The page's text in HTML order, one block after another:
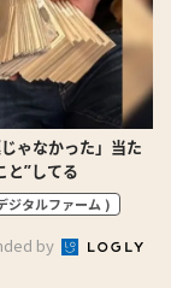
じゃなかった」当た
と”してる
ジタルファーム )
by